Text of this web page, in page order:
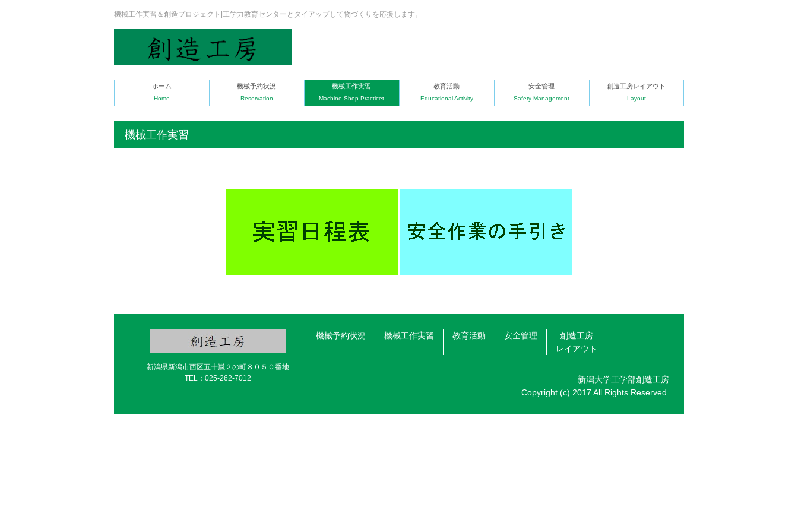
機械工作実習＆創造プロジェクト|工学力教育センターとタイアップして物づくりを応援します。
ホーム
Home
機械予約状況
Reservation
機械工作実習
Machine Shop Practicet
教育活動
Educational Activity
安全管理
Safety Management
創造工房レイアウト
Layout
機械工作実習
新潟県新潟市西区五十嵐２の町８０５０番地
TEL：025-262-7012
機械予約状況 機械工作実習 教育活動 安全管理
創造工房
レイアウト
新潟大学工学部創造工房
Copyright (c) 2017 All Rights Reserved.